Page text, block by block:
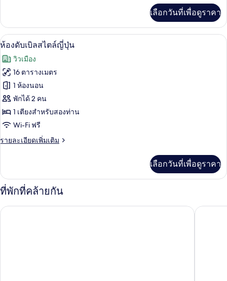
เกี่ยว
กับ
ห้อง
ท
เลือกวันที่เพื่อดูราคา
เปิด
ภาพถ่าย
ทั้งหมด
ของ
ห้อง
ดับเบิล
สไตล์
ญี่ปุ่น
ห้องดับเบิลสไตล์ญี่ปุ่น | ตู้นิรภัยในห้อง
13
ห้องดับเบิลสไตล์ญี่ปุ่น
วิวเมือง
16 ตารางเมตร
1 ห้องนอน
พักได้ 2 คน
1 เตียงสำหรับสองท่าน
Wi-Fi ฟรี
รายละเอียดเพิ่มเติม
ราย
เกี่ยว
กับ
ห้อง
ดับเบิล
สไตล์
เลือกวันที่เพื่อดูราคา
ที่พักที่คล้ายกัน
โรงแรมนิกโก้ สเตชั่น II บังกัง แฟร์ฟิลด์